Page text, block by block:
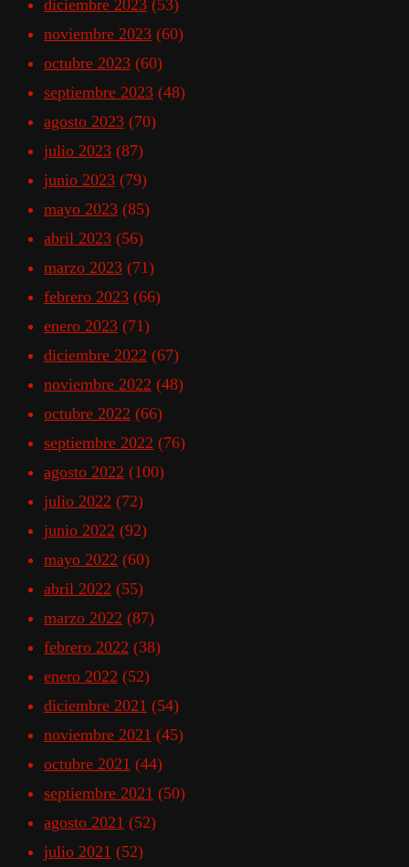
diciembre 2023 (53)
noviembre 2023 (60)
octubre 2023 (60)
septiembre 2023 (48)
agosto 2023 (70)
julio 2023 (87)
junio 2023 (79)
mayo 2023 (85)
abril 2023 (56)
marzo 2023 (71)
febrero 2023 (66)
enero 2023 (71)
diciembre 2022 (67)
noviembre 2022 (48)
octubre 2022 (66)
septiembre 2022 (76)
agosto 2022 (100)
julio 2022 (72)
junio 2022 (92)
mayo 2022 (60)
abril 2022 (55)
marzo 2022 (87)
febrero 2022 (38)
enero 2022 (52)
diciembre 2021 (54)
noviembre 2021 (45)
octubre 2021 (44)
septiembre 2021 (50)
agosto 2021 (52)
julio 2021 (52)